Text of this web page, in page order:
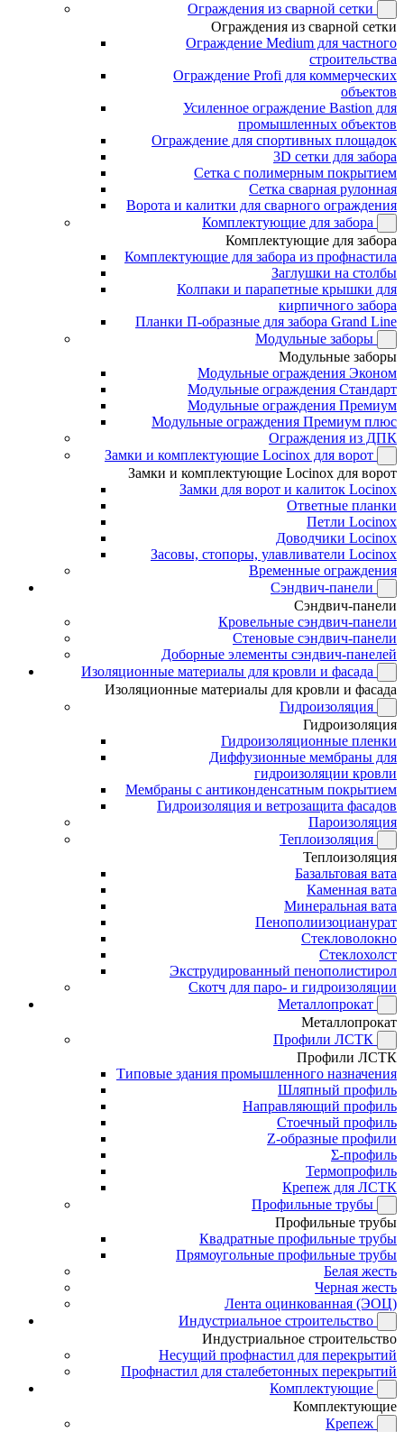
Ограждения из сварной сетки
Ограждения из сварной сетки
Ограждение Medium для частного
строительства
Ограждение Profi для коммерческих
объектов
Усиленное ограждение Bastion для
промышленных объектов
Ограждение для спортивных площадок
3D сетки для забора
Сетка с полимерным покрытием
Сетка сварная рулонная
Ворота и калитки для сварного ограждения
Комплектующие для забора
Комплектующие для забора
Комплектующие для забора из профнастила
Заглушки на столбы
Колпаки и парапетные крышки для
кирпичного забора
Планки П-образные для забора Grand Line
Модульные заборы
Модульные заборы
Модульные ограждения Эконом
Модульные ограждения Стандарт
Модульные ограждения Премиум
Модульные ограждения Премиум плюс
Ограждения из ДПК
Замки и комплектующие Locinox для ворот
Замки и комплектующие Locinox для ворот
Замки для ворот и калиток Locinox
Ответные планки
Петли Locinox
Доводчики Locinox
Засовы, стопоры, улавливатели Locinox
Временные ограждения
Сэндвич-панели
Сэндвич-панели
Кровельные сэндвич-панели
Стеновые сэндвич-панели
Доборные элементы сэндвич-панелей
Изоляционные материалы для кровли и фасада
Изоляционные материалы для кровли и фасада
Гидроизоляция
Гидроизоляция
Гидроизоляционные пленки
Диффузионные мембраны для
гидроизоляции кровли
Мембраны с антиконденсатным покрытием
Гидроизоляция и ветрозащита фасадов
Пароизоляция
Теплоизоляция
Теплоизоляция
Базальтовая вата
Каменная вата
Минеральная вата
Пенополиизоцианурат
Стекловолокно
Стеклохолст
Экструдированный пенополистирол
Скотч для паро- и гидроизоляции
Металлопрокат
Металлопрокат
Профили ЛСТК
Профили ЛСТК
Типовые здания промышленного назначения
Шляпный профиль
Направляющий профиль
Стоечный профиль
Z-образные профили
Σ-профиль
Термопрофиль
Крепеж для ЛСТК
Профильные трубы
Профильные трубы
Квадратные профильные трубы
Прямоугольные профильные трубы
Белая жесть
Черная жесть
Лента оцинкованная (ЭОЦ)
Индустриальное строительство
Индустриальное строительство
Несущий профнастил для перекрытий
Профнастил для сталебетонных перекрытий
Комплектующие
Комплектующие
Крепеж